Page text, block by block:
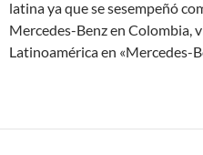
latina ya que se sesempeñó
Mercedes-Benz en Colombia,
Latinoamérica en «Mercedes-